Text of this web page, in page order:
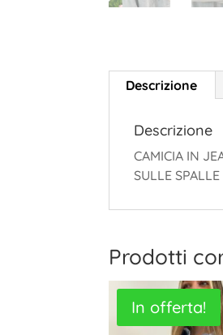
Descrizione
Descrizione
CAMICIA IN
SULLE SPALLE
Prodotti
In offerta!